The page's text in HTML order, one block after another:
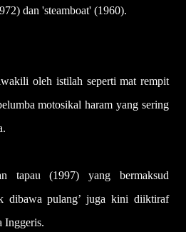
dan 'steamboat' (1960).
oleh istilah seperti mat rempit
motosikal haram yang sering
tapau (1997) yang bermaksud
dibawa pulang’ juga kini diiktiraf
Inggeris.